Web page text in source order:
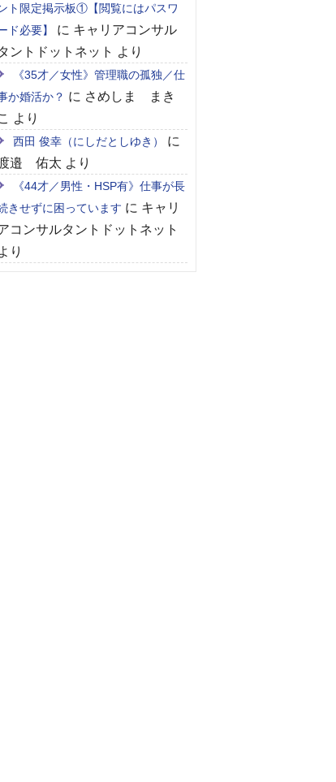
ト限定掲示板①【閲覧にはパスワ
ド必要】
に キャリアコンサル
ントドットネット より
《35才／女性》管理職の孤独／仕
か婚活か？ に さめしま まき
より
西田 俊幸（にしだとしゆき）
に
邉 佑太 より
《44才／男性・HSP有》仕事が長
きせずに困っています に キャリ
コンサルタントドットネット
り